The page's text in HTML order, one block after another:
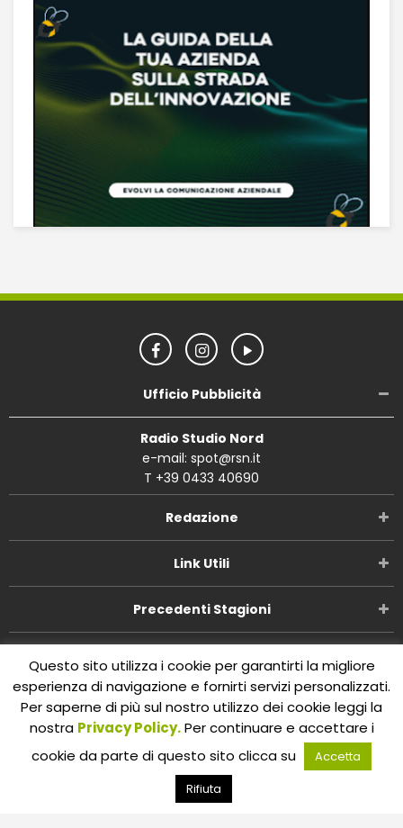
Ufficio Pubblicità
Radio Studio Nord
e-mail: spot@rsn.it
T +39 0433 40690
Redazione
Link Utili
Precedenti Stagioni
Copyright ©Radio Studio Nord 2002-2026. P.IVA
01029450309 Concept and design:Five Studioby Omnia
SPA.All Rights Reserved.
Questo sito utilizza i cookie per garantirti la migliore
esperienza di navigazione e fornirti servizi personalizzati.
Per saperne di più sul nostro utilizzo dei cookie leggi la
nostra Privacy Policy.Per continuare e accettare i
cookie da parte di questo sito clicca su
Accetta
Rifiuta